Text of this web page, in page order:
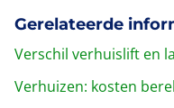
Gerelateerde
Verschil verhuislift en
Verhuizen: kosten